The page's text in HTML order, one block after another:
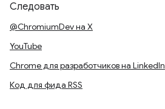
Следовать
@ChromiumDev на X
YouTube
Chrome для разработчиков на LinkedIn
Код для фида RSS